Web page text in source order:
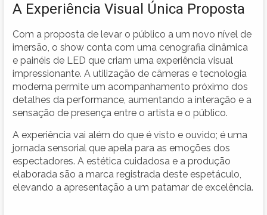
A Experiência Visual Única Proposta
Com a proposta de levar o público a um novo nível de
imersão, o show conta com uma cenografia dinâmica
e painéis de LED que criam uma experiência visual
impressionante. A utilização de câmeras e tecnologia
moderna permite um acompanhamento próximo dos
detalhes da performance, aumentando a interação e a
sensação de presença entre o artista e o público.
A experiência vai além do que é visto e ouvido; é uma
jornada sensorial que apela para as emoções dos
espectadores. A estética cuidadosa e a produção
elaborada são a marca registrada deste espetáculo,
elevando a apresentação a um patamar de excelência.